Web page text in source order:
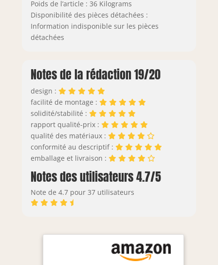
Poids de l’article : 36 Kilograms
Disponibilité des pièces détachées :
Information indisponible sur les pièces
détachées
Notes de la rédaction 19/20
design :
facilité de montage :
solidité/stabilité :
rapport qualité-prix :
qualité des matériaux :
conformité au descriptif :
emballage et livraison :
Notes des utilisateurs 4.7/5
Note de 4.7 pour 37 utilisateurs